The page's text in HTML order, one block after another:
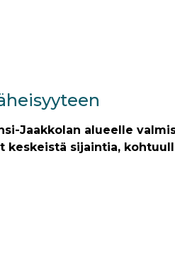
Jaakkolan alueelle
keskeistä sijaintia,